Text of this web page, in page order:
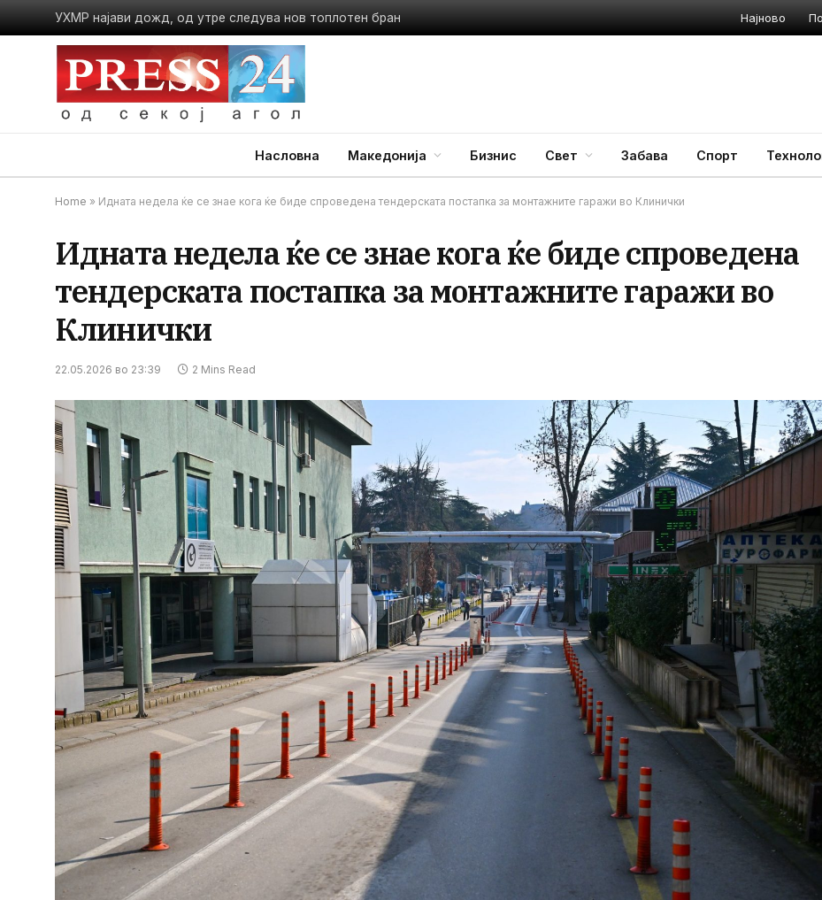
УХМР најави дожд, од утре следува нов топлотен бран Најново
Насловна Македонија Бизнис Свет Забава Спорт
Home » Идната недела ќе се знае кога ќе биде спроведена тендерската постапка за монтажните гаражи во Клинички
Идната недела ќе се знае кога ќе биде спроведена
тендерската постапка за монтажните гаражи во
Клинички
22.05.2026 во 23:39 2 Mins Read